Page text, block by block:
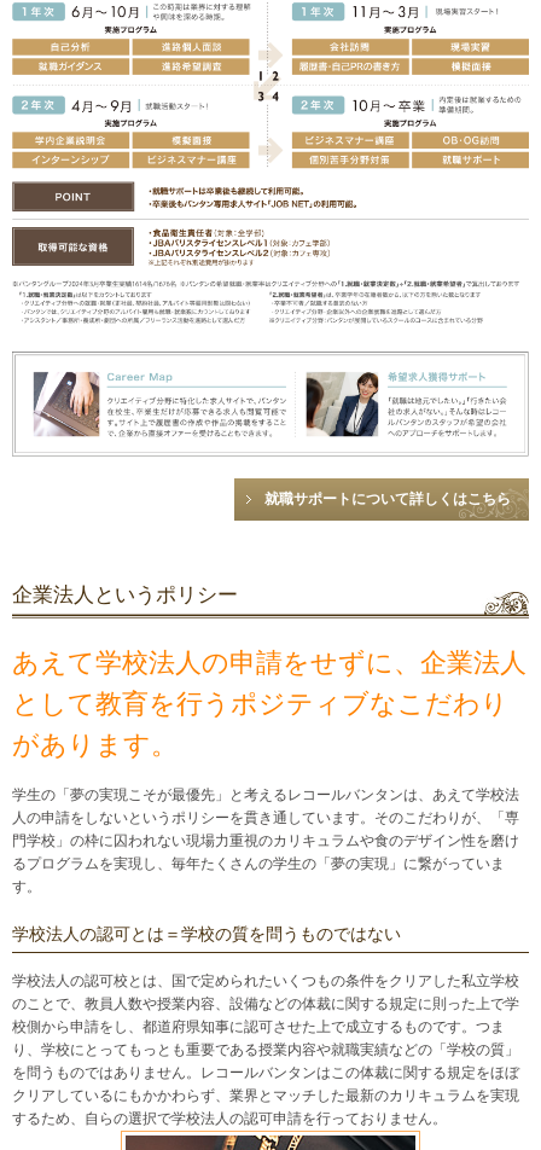
就職サポートについて詳しくはこちら
企業法人というポリシー
あえて学校法人の申請をせずに、企業法人
として教育を行うポジティブなこだわり
があります。
学生の「夢の実現こそが最優先」と考えるレコールバンタンは、あえて学校法
人の申請をしないというポリシーを貫き通しています。そのこだわりが、「専
門学校」の枠に囚われない現場力重視のカリキュラムや食のデザイン性を磨け
るプログラムを実現し、毎年たくさんの学生の「夢の実現」に繋がっていま
す。
学校法人の認可とは＝学校の質を問うものではない
学校法人の認可校とは、国で定められたいくつもの条件をクリアした私立学校
のことで、教員人数や授業内容、設備などの体裁に関する規定に則った上で学
校側から申請をし、都道府県知事に認可させた上で成立するものです。つま
り、学校にとってもっとも重要である授業内容や就職実績などの「学校の質」
を問うものではありません。レコールバンタンはこの体裁に関する規定をほぼ
クリアしているにもかかわらず、業界とマッチした最新のカリキュラムを実現
するため、自らの選択で学校法人の認可申請を行っておりません。